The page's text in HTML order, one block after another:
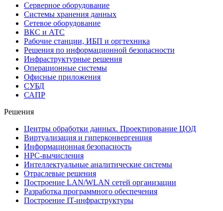
Серверное оборудование
Системы хранения данных
Сетевое оборудование
ВКС и АТС
Рабочие станции, ИБП и оргтехника
Решения по информационной безопасности
Инфраструктурные решения
Операционные системы
Офисные приложения
СУБД
САПР
Решения
Центры обработки данных. Проектирование ЦОД
Виртуализация и гиперконвергенция
Информационная безопасность
HPC-вычисления
Интеллектуальные аналитические системы
Отраслевые решения
Построение LAN/WLAN сетей организации
Разработка программного обеспечения
Построение IT-инфраструктуры